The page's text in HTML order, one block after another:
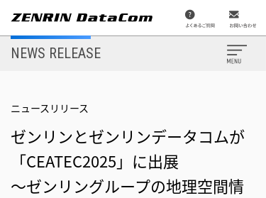
イ
コ
NEWS RELEASE
ニュースリリース
ゼンリンとゼンリンデータコムが
「CEATEC2025」に出展
～ゼンリングループの地理空間情